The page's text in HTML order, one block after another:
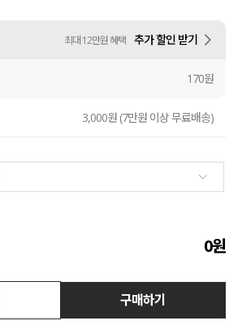
최대 12만원 혜택 추가 할인 받기
170원
3,000원 (7만원 이상 무료배송)
0원
구매하기